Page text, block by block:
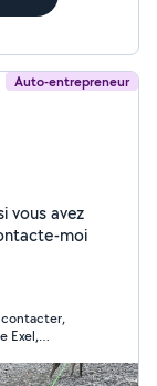
Auto-entrepreneur
vous avez
moi
contacter,
Exel,